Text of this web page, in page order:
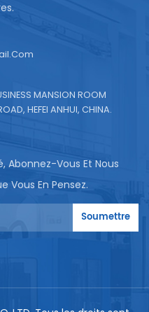
MANSION ROOM
HEFEI ANHUI, CHINA.
Abonnez-Vous Et Nous
Vous En Pensez.
Soumettre